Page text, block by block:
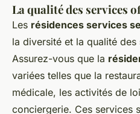
La qualité des services
Les résidences services
la diversité et la qualité des
Assurez-vous que la
variées telles que la
médicale, les activités de
conciergerie. Ces services